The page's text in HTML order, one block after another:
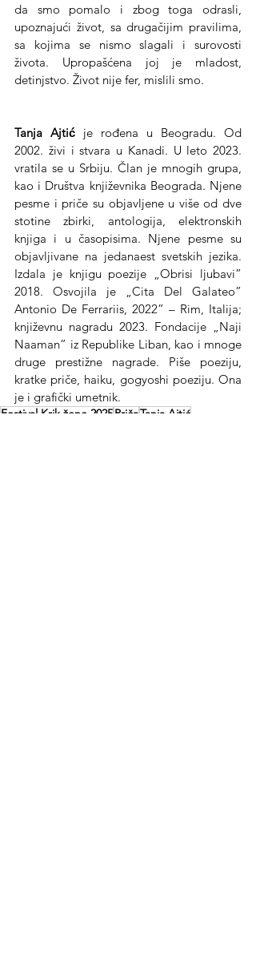
da smo pomalo i zbog toga odrasli,
upoznajući život, sa drugačijim pravilima,
sa kojima se nismo slagali i surovosti
života. Upropašćena joj je mladost,
detinjstvo. Život nije fer, mislili smo.
Tanja Ajtić je rođena u Beogradu. Od
2002. živi i stvara u Kanadi. U leto 2023.
vratila se u Srbiju. Član je mnogih grupa,
kao i Društva književnika Beograda. Njene
pesme i priče su objavljene u više od dve
stotine zbirki, antologija, elektronskih
knjiga i u časopisima. Njene pesme su
objavljivane na jedanaest svetskih jezika.
Izdala je knjigu poezije „Obrisi ljubavi”
2018. Osvojila je „Cita Del Galateo”
Antonio De Ferrariis, 2022” – Rim, Italija;
književnu nagradu 2023. Fondacije „Naji
Naaman” iz Republike Liban, kao i mnoge
druge prestižne nagrade. Piše poeziju,
kratke priče, haiku, gogyoshi poeziju. Ona
je i grafički umetnik.
Festival Krik žene 2025PričaTanja Ajtić